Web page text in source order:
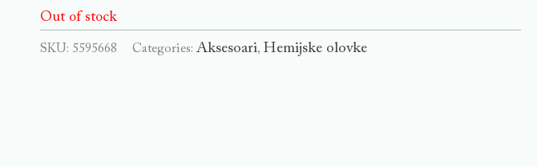
Out of stock
SKU: 5595668 Categories:Aksesoari, Hemijske olovke